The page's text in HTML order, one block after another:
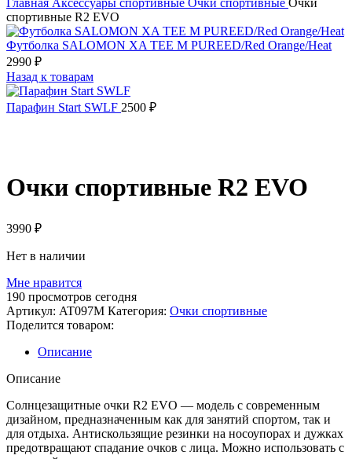
Главная Аксессуары спортивные Очки спортивные Очки
спортивные R2 EVO
Футболка SALOMON XA TEE M PUREED/Red Orange/Heat
2990 ₽
Назад к товарам
Парафин Start SWLF 2500 ₽
Очки спортивные R2 EVO
3990 ₽
Нет в наличии
Мне нравится
190 просмотров сегодня
Артикул: AT097M Категория: Очки спортивные
Поделится товаром:
Описание
Описание
Солнцезащитные очки R2 EVO — модель с современным
дизайном, предназначенным как для занятий спортом, так и
для отдыха. Антискользящие резинки на носоупорах и дужках
предотвращают спадание очков с лица. Можно использовать с